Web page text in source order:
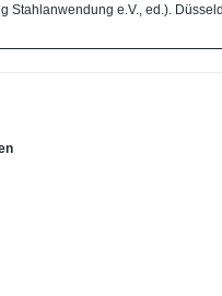
Stahlanwendung e.V., ed.).